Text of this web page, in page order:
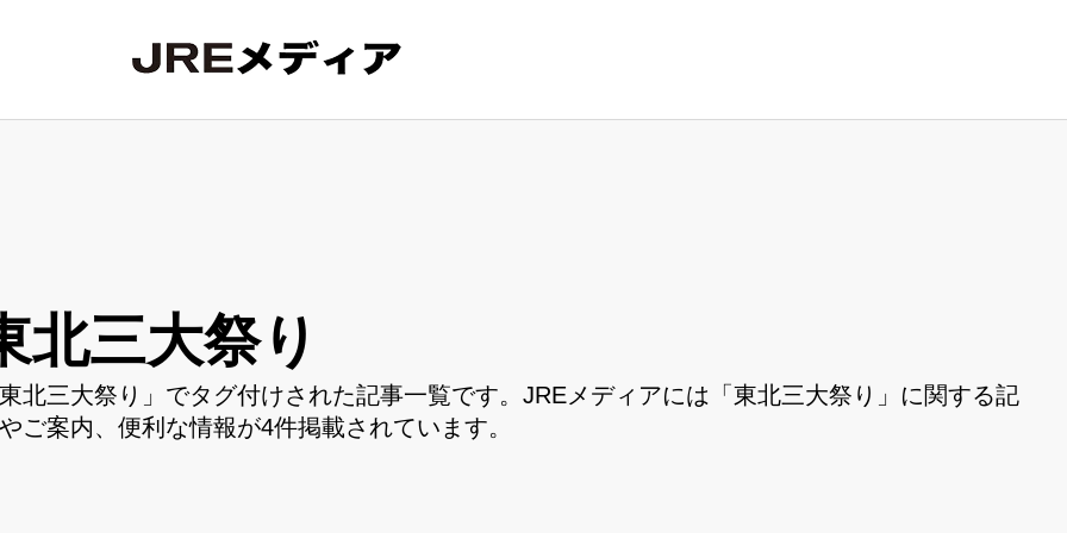
北三大祭り
北三大祭り」でタグ付けされた記事一覧です。JREメディアには「東北三大祭り」に関する記
ご案内、便利な情報が4件掲載されています。